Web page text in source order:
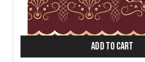
ADD TO CART